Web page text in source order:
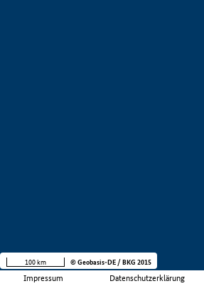
Impressum Datenschutzerklärung
100 km © Geobasis-DE / BKG 2015